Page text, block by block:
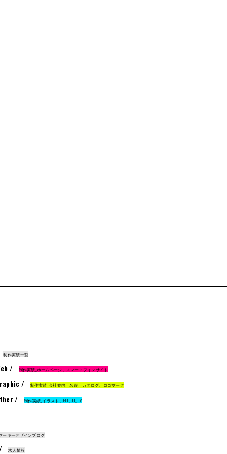
制作実績一覧
/ 制作実績_ホームページ、スマートフォンサイト
/ 制作実績_会社案内、名刺、カタログ、ロゴマーク
/ 制作実績_イラスト、GUI、CI、VI
ーキーデザインブログ
求人情報